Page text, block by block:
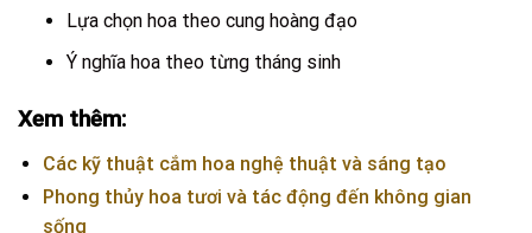
Lựa chọn hoa theo cung hoàng đạo
Ý nghĩa hoa theo từng tháng sinh
Xem thêm:
Các kỹ thuật cắm hoa nghệ thuật và sáng tạo
Phong thủy hoa tươi và tác động đến không gian
sống